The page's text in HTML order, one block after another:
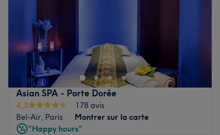
Dimanche
Fermé
Bienvenue chez Rêve & Sens Spa situé à Vincennes.
Oubliez vos soucis du quotidien et prenez le temps de
reposer votre corps et votre esprit grâce à des prestations
sur mesure adaptées à vos besoins.
Transport public le plus proche
Le spa est situé à deux minutes à pied de la station de
métro Saint-Mandé.
Asian SPA - Porte Dorée
4,3
178 avis
Bel-Air, Paris
Montrer sur la carte
"Happy hours"